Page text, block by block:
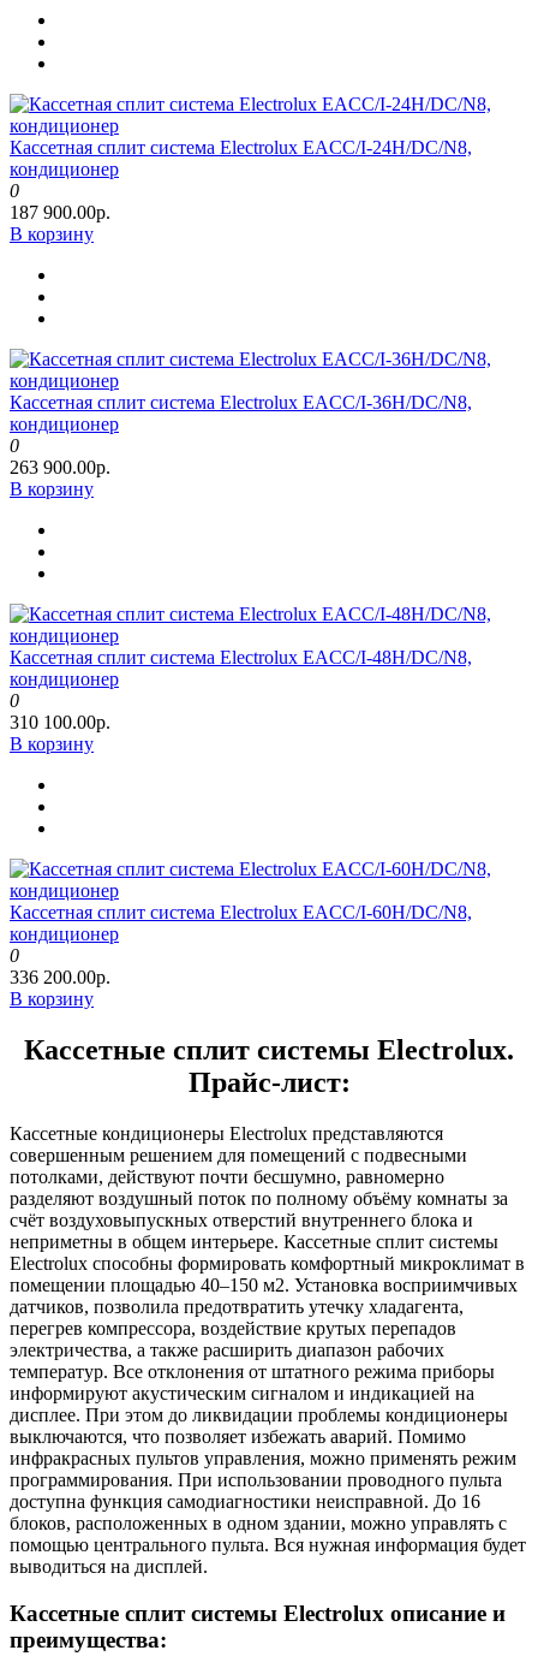
Кассетная сплит система Electrolux EACС/I-24H/DC/N8,
кондиционер
0
187 900.00р.
В корзину
Кассетная сплит система Electrolux EACС/I-36H/DC/N8,
кондиционер
0
263 900.00р.
В корзину
Кассетная сплит система Electrolux EACС/I-48H/DC/N8,
кондиционер
0
310 100.00р.
В корзину
Кассетная сплит система Electrolux EACС/I-60H/DC/N8,
кондиционер
0
336 200.00р.
В корзину
Кассетные сплит системы Electrolux.
Прайс-лист:
Кассетные кондиционеры Electrolux представляются
совершенным решением для помещений с подвесными
потолками, действуют почти бесшумно, равномерно
разделяют воздушный поток по полному объёму комнаты за
счёт воздуховыпускных отверстий внутреннего блока и
неприметны в общем интерьере. Кассетные сплит системы
Electrolux способны формировать комфортный микроклимат в
помещении площадью 40–150 м2. Установка восприимчивых
датчиков, позволила предотвратить утечку хладагента,
перегрев компрессора, воздействие крутых перепадов
электричества, а также расширить диапазон рабочих
температур. Все отклонения от штатного режима приборы
информируют акустическим сигналом и индикацией на
дисплее. При этом до ликвидации проблемы кондиционеры
выключаются, что позволяет избежать аварий. Помимо
инфракрасных пультов управления, можно применять режим
программирования. При использовании проводного пульта
доступна функция самодиагностики неисправной. До 16
блоков, расположенных в одном здании, можно управлять с
помощью центрального пульта. Вся нужная информация будет
выводиться на дисплей.
Кассетные сплит системы Electrolux описание и
преимущества: